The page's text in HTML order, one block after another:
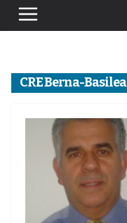
CRE Berna-Basilea